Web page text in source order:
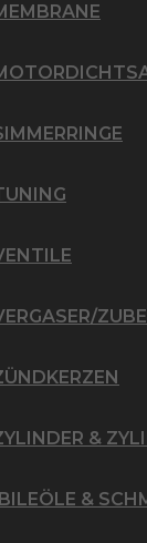
&
ÖLE &